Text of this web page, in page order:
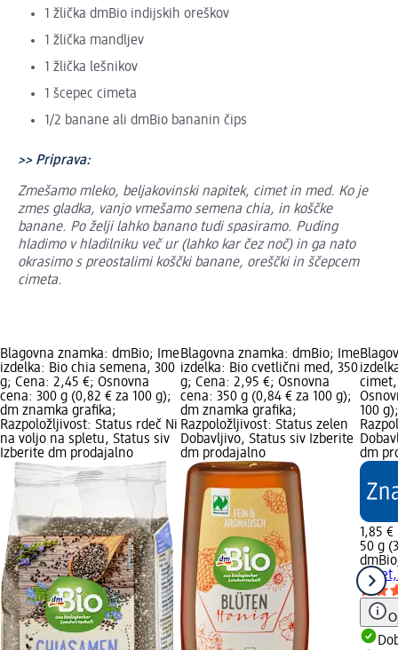
1 žlička dmBio indijskih oreškov
1 žlička mandljev
1 žlička lešnikov
1 šcepec cimeta
1/2 banane ali dmBio bananin čips
>> Priprava:
Zmešamo mleko, beljakovinski napitek, cimet in med. Ko je
zmes gladka, vanjo vmešamo semena chia, in koščke
banane. Po želji lahko banano tudi spasiramo. Puding
hladimo v hladilniku več ur (lahko kar čez noč) in ga nato
okrasimo s preostalimi koščki banane, oreščki in ščepcem
cimeta.
Blagovna znamka: dmBio; Ime
izdelka: Bio chia semena, 300
g; Cena: 2,45 €; Osnovna
cena: 300 g (0,82 € za 100 g);
dm znamka grafika;
Razpoložljivost: Status rdeč Ni
na voljo na spletu, Status siv
Izberite dm prodajalno
Blagovna znamka: dmBio; Ime
izdelka: Bio cvetlični med, 350
g; Cena: 2,95 €; Osnovna
cena: 350 g (0,84 € za 100 g);
dm znamka grafika;
Razpoložljivost: Status zelen
Dobavljivo, Status siv Izberite
dm prodajalno
cimet,
100
dm
1,85 €
50 g
dmBio